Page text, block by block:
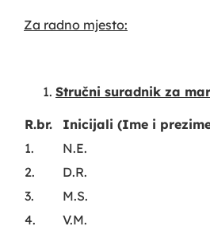
Za radno mjesto:
Stručni suradnik za
R.br. Inicijali (Ime i
1.
N.E.
2.
D.R.
3.
M.S.
4.
V.M.